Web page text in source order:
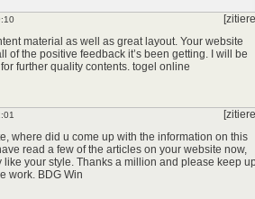
material as well as great layout. Your website
of the positive feedback it’s been getting. I will be
further quality contents. togel online
where did u come up with the information on this
read a few of the articles on your website now,
like your style. Thanks a million and please keep
work. BDG Win
*